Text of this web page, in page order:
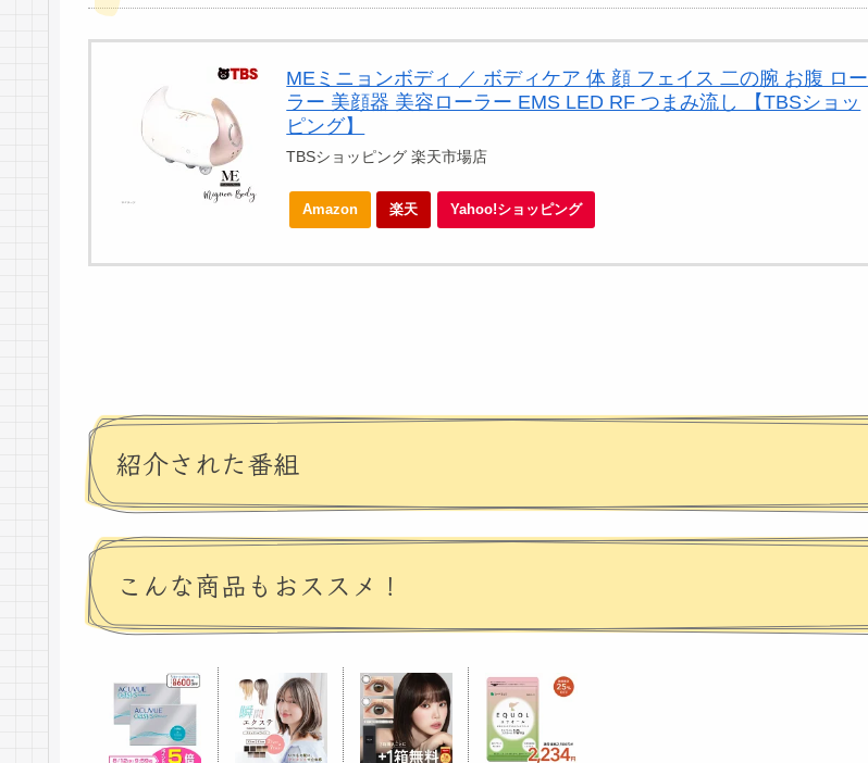
MEミニョンボディ ／ ボディケア 体 顔 フェイス 二の腕 お腹 ロー
ラー 美顔器 美容ローラー EMS LED RF つまみ流し 【TBSショッ
ピング】
TBSショッピング 楽天市場店
Amazon 楽天 Yahoo!ショッピング
紹介された番組
こんな商品もおススメ！